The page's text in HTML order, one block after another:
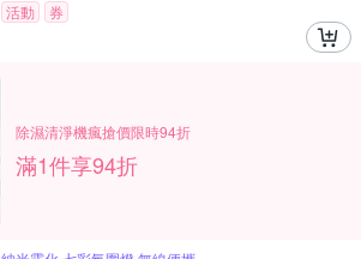
活動 券
除濕清淨機瘋搶價限時94折
滿1件享94折